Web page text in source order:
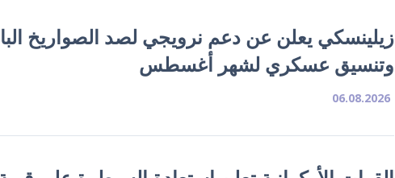
زيلينسكي يعلن عن دعم نرويجي لصد الصواريخ
وتنسيق عسكري لشهر أغسطس
06.08.2026